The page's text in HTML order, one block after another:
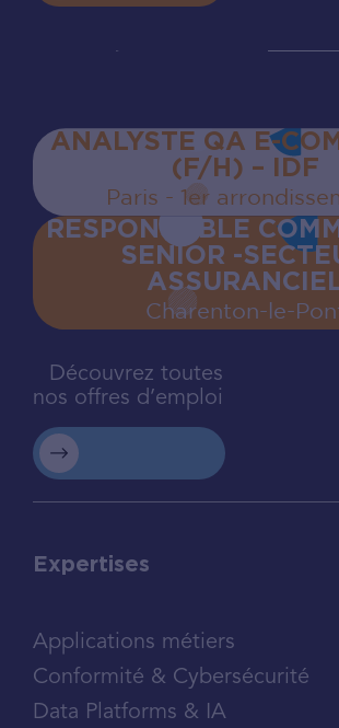
ANALYSTE QA E-
(F/H) – IDF
Paris - 1er
RESPONSABLE
SENIOR -
Charenton‍-‍le‍-‍
Découvrez toutes
nos offres d’emploi
Expertises
Applications métiers
Conformité & Cybersécurité
Data Platforms & IA